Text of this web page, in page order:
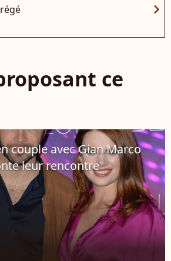
chevron_right
ce
couple avec Gian Marco
leur rencontre